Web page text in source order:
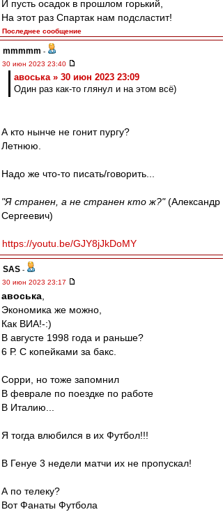
И пусть осадок в прошлом горький,
На этот раз Спартак нам подсластит!
Последнее сообщение
mmmmm -
30 июн 2023 23:40
авоська » 30 июн 2023 23:09
Один раз как-то глянул и на этом всё)
А кто нынче не гонит пургу?
Летнюю.
Надо же что-то писать/говорить...
"Я странен, а не странен кто ж?"(Александр
Сергеевич)
https://youtu.be/GJY8jJkDoMY
SAS -
30 июн 2023 23:17
авоська
Экономика же можно,
Как ВИА!-:)
В августе 1998 года и раньше?
6 Р. С копейками за бакс.
Сорри, но тоже запомнил
В феврале по поездке по работе
В Италию...
Я тогда влюбился в их Футбол!!!
В Генуе 3 недели матчи их не пропускал!
А по телеку?
Вот Фанаты Футбола